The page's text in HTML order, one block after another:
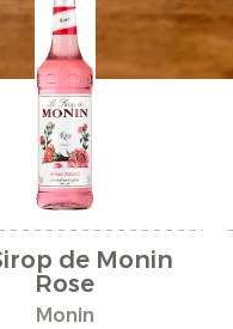
de Monin
Rose
Monin